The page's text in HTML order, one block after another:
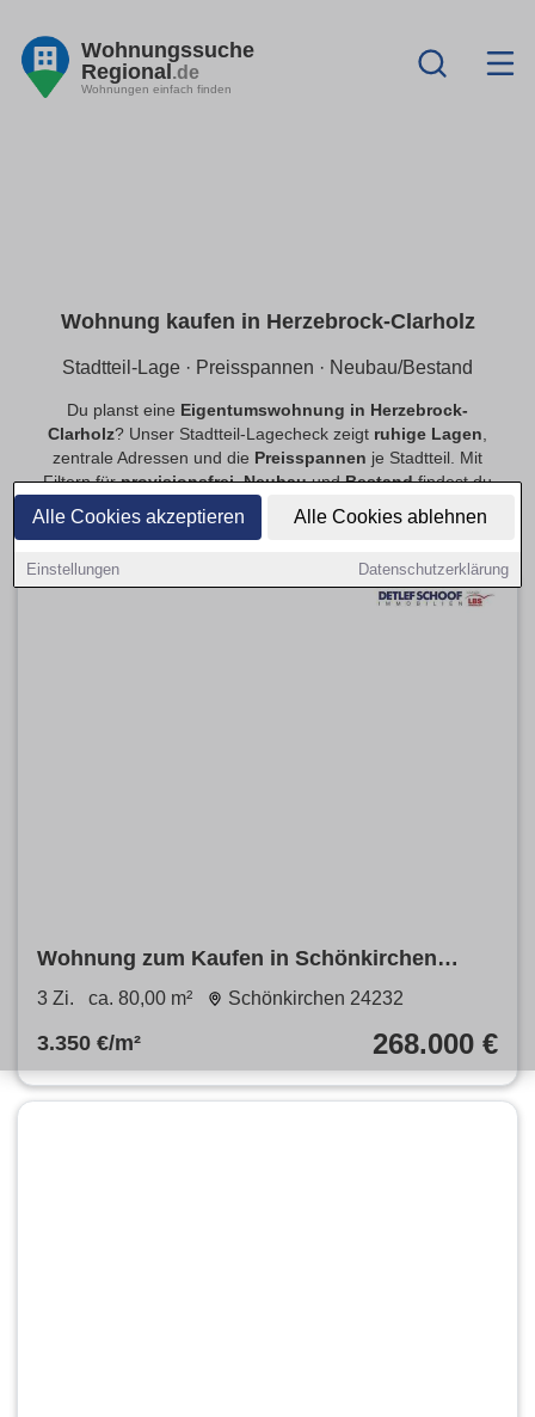
Alle Cookies akzeptieren Alle Cookies ablehnen
Einstellungen Datenschutzerklärung
Wohnungssuche
Regional.de
Wohnungen einfach finden
Wohnung kaufen in Herzebrock-Clarholz
Stadtteil-Lage · Preisspannen · Neubau/Bestand
Du planst eine Eigentumswohnung in Herzebrock-
Clarholz? Unser Stadtteil-Lagecheck zeigt ruhige Lagen
zentrale Adressen und die Preisspannen je Stadtteil. Mit
Filtern fürprovisionsfrei,NeubauundBestandfindest du
schnell passende Angebote.
Wohnung zum Kaufen in Schönkirchen
268.000 € 80 m²
3 Zi. ca. 80,00 m² Schönkirchen 24232
3.350 €/m² 268.000 €